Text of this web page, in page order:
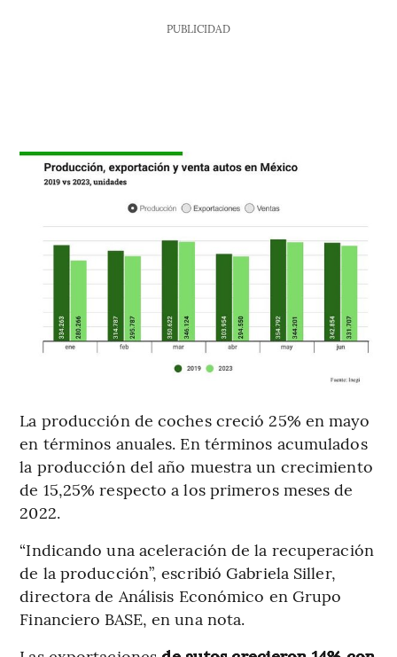
PUBLICIDAD
La producción de coches creció 25% en mayo
en términos anuales. En términos acumulados
la producción del año muestra un crecimiento
de 15,25% respecto a los primeros meses de
2022.
“Indicando una aceleración de la recuperación
de la producción”, escribió Gabriela Siller,
directora de Análisis Económico en Grupo
Financiero BASE, en una nota.